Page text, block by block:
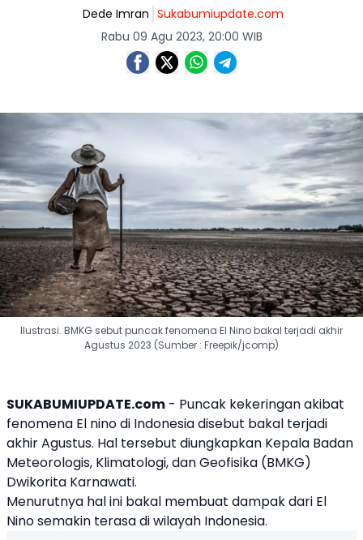
Dede Imran Sukabumiupdate.com
Rabu 09 Agu 2023, 20:00 WIB
Ilustrasi. BMKG sebut puncak fenomena El Nino bakal terjadi akhir
Agustus 2023 (Sumber : Freepik/jcomp)
SUKABUMIUPDATE.com - Puncak kekeringan akibat
fenomena El nino di Indonesia disebut bakal terjadi
akhir Agustus. Hal tersebut diungkapkan Kepala Badan
Meteorologis, Klimatologi, dan Geofisika (BMKG)
Dwikorita Karnawati.
Menurutnya hal ini bakal membuat dampak dari El
Ninosemakin terasa di wilayah Indonesia.